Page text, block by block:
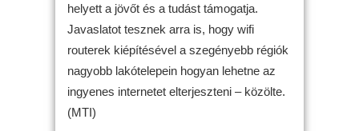
helyett a jövőt és a tudást támogatja.
Javaslatot tesznek arra is, hogy wifi
routerek kiépítésével a szegényebb régiók
nagyobb lakótelepein hogyan lehetne az
ingyenes internetet elterjeszteni – közölte.
(MTI)